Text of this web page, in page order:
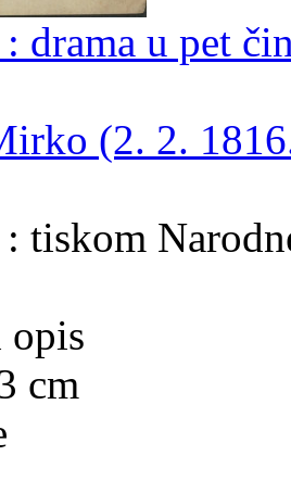
drama u pet
(2. 2.
tiskom
cm